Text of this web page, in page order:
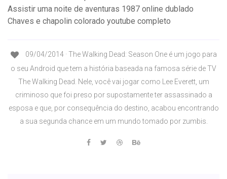
Assistir uma noite de aventuras 1987 online dublado
Chaves e chapolin colorado youtube completo
09/04/2014 · The Walking Dead: Season One é um jogo para
o seu Android que tem a história baseada na famosa série de TV
The Walking Dead. Nele, você vai jogar como Lee Everett, um
criminoso que foi preso por supostamente ter assassinado a
esposa e que, por consequência do destino, acabou encontrando
a sua segunda chance em um mundo tomado por zumbis.